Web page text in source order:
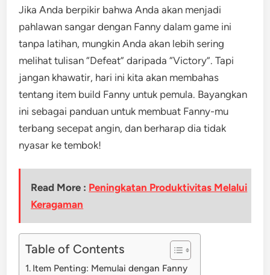
Jika Anda berpikir bahwa Anda akan menjadi
pahlawan sangar dengan Fanny dalam game ini
tanpa latihan, mungkin Anda akan lebih sering
melihat tulisan “Defeat” daripada “Victory”. Tapi
jangan khawatir, hari ini kita akan membahas
tentang item build Fanny untuk pemula. Bayangkan
ini sebagai panduan untuk membuat Fanny-mu
terbang secepat angin, dan berharap dia tidak
nyasar ke tembok!
Read More : Peningkatan Produktivitas Melalui
Keragaman
Table of Contents
Item Penting: Memulai dengan Fanny